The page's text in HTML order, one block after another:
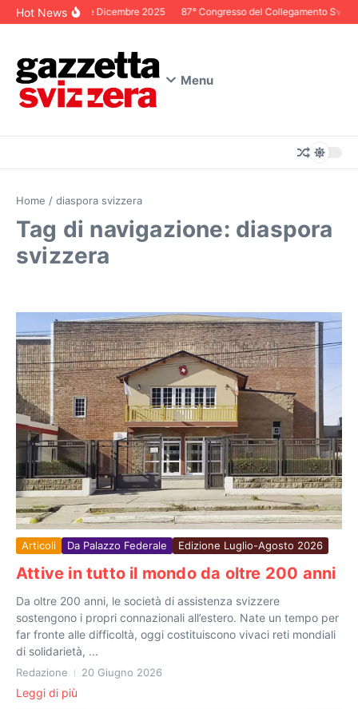
Salta al contenuto
Hot NewsEditoriale Dicembre 2025 87° Congresso del Collegamento
Menu
Home / diaspora svizzera
Tag di navigazione: diaspora
svizzera
Articoli Da Palazzo Federale Edizione Luglio-Agosto 2026
Attive in tutto il mondo da oltre 200 anni
Da oltre 200 anni, le società di assistenza svizzere
sostengono i propri connazionali all’estero. Nate un tempo per
far fronte alle difficoltà, oggi costituiscono vivaci reti mondiali
di solidarietà, ...
Redazione 20 Giugno 2026
Leggi di più